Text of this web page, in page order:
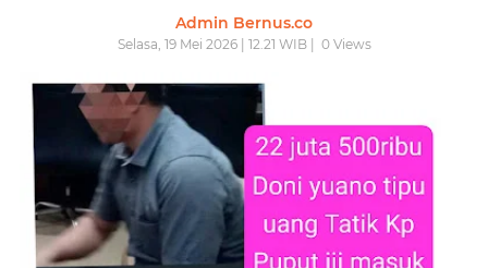
Admin Bernus.co
Selasa, 19 Mei 2026 | 12.21 WIB | 0Views